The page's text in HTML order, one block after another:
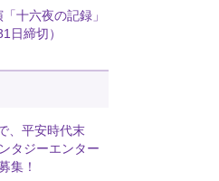
十六夜の記録」
日締切）
、平安時代末
タジーエンター
集！